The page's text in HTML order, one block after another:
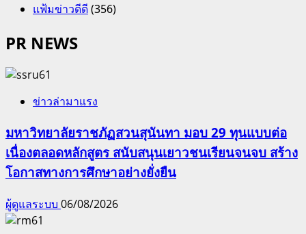
แฟ้มข่าวดีดี(356)
PR NEWS
ข่าวล่ามาแรง
มหาวิทยาลัยราชภัฏสวนสุนันทา มอบ 29 ทุนแบบต่อ
เนื่องตลอดหลักสูตร สนับสนุนเยาวชนเรียนจนจบ สร้าง
โอกาสทางการศึกษาอย่างยั่งยืน
ผู้ดูแลระบบ 06/08/2026